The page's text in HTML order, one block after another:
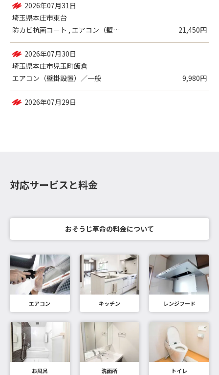
2026年08月01日
埼玉県熊谷市万吉
エアコン（壁掛設置）／各種機能付き
18,700円
2026年07月31日
埼玉県本庄市東台
21,450円
2026年07月30日
対応サービスと料金
おそうじ革命の料金について
エアコン キッチン レンジフード
お風呂 洗面所 トイレ